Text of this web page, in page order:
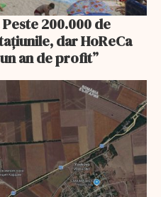
200.000 de
dar HoReCa
an de profit”